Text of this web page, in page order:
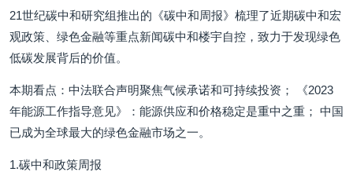
21世纪碳中和研究组推出的《碳中和周报》梳理了近期碳中和宏
观政策、绿色金融等重点新闻碳中和楼宇自控，致力于发现绿色
低碳发展背后的价值。
本期看点：中法联合声明聚焦气候承诺和可持续投资； 《2023
年能源工作指导意见》：能源供应和价格稳定是重中之重； 中国
已成为全球最大的绿色金融市场之一。
1.碳中和政策周报